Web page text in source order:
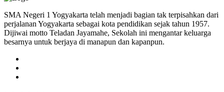
SMA Negeri 1 Yogyakarta telah menjadi bagian tak terpisahkan dari
perjalanan Yogyakarta sebagai kota pendidikan sejak tahun 1957.
Dijiwai motto Teladan Jayamahe, Sekolah ini mengantar keluarga
besarnya untuk berjaya di manapun dan kapanpun.